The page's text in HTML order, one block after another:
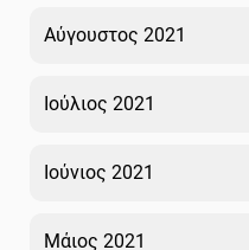
Αύγουστος 2021
Ιούλιος 2021
Ιούνιος 2021
Μάιος 2021